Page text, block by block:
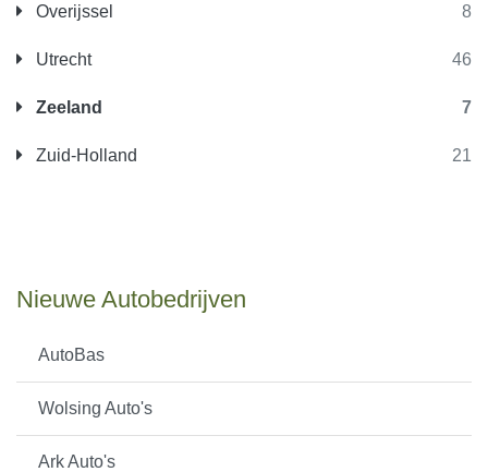
Overijssel 8
Utrecht 46
Zeeland 7
Zuid-Holland 21
Nieuwe Autobedrijven
AutoBas
Wolsing Auto's
Ark Auto's